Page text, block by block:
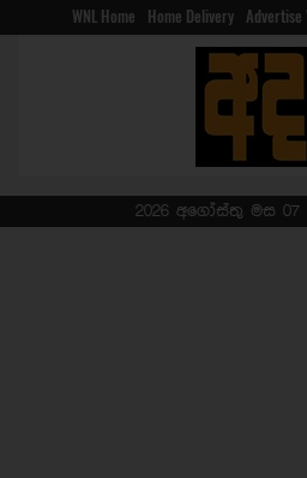
WNL Home Home Delivery Advertise
2026 අගෝස්තු මස 07